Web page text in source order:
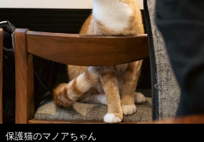
保護猫のマノアちゃん